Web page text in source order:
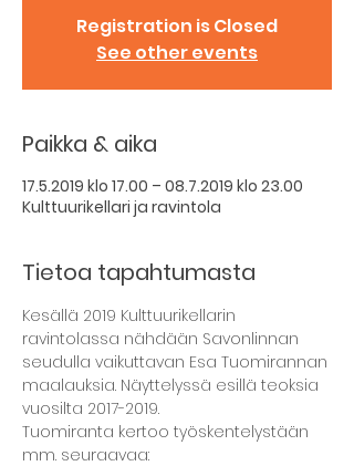
Registration is Closed
See other events
Paikka & aika
17.5.2019 klo 17.00 – 08.7.2019 klo 23.00
Kulttuurikellari ja ravintola
Tietoa tapahtumasta
Kesällä 2019 Kulttuurikellarin
ravintolassa nähdään Savonlinnan
seudulla vaikuttavan Esa Tuomirannan
maalauksia. Näyttelyssä esillä teoksia
Tuomiranta kertoo työskentelystään
mm. seuraavaa: